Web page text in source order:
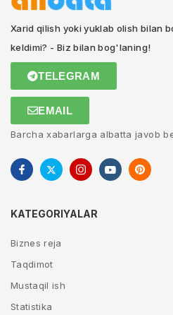
Xarid qilish yoki yuklab olish bilan
keldimi? - Biz bilan bog'laning!
TELEGRAM
EMAIL
Barcha xabarlarga albatta javob
KATEGORIYALAR
Biznes reja
Taqdimot
Mustaqil ish
Statistika